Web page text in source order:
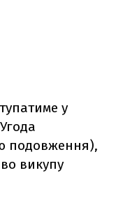
у
подовження),
викупу